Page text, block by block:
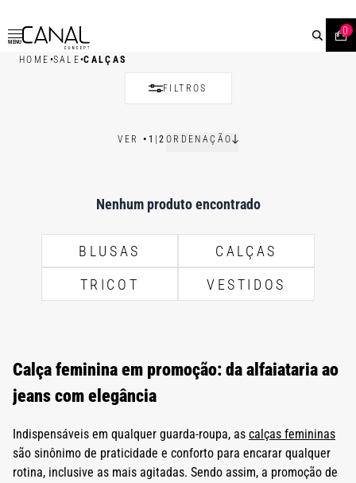
MENU
0
HOME •SALE•CALÇAS
FILTROS
VER• 1 |2 ORDENAÇÃO
Nenhum produto encontrado
BLUSAS
CALÇAS
TRICOT
VESTIDOS
Calça feminina em promoção: da alfaiataria ao
jeans com elegância
Indispensáveis em qualquer guarda-roupa, as calças femininas
são sinônimo de praticidade e conforto para encarar qualquer
rotina, inclusive as mais agitadas. Sendo assim, a promoção de